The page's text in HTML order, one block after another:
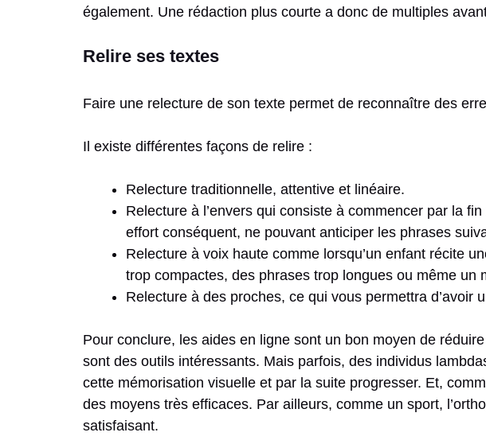
également. Une rédaction plus courte a donc de multiples
Relire ses textes
Faire une relecture de son texte permet de reconnaître des
Il existe différentes façons de relire :
Relecture traditionnelle, attentive et linéaire.
Relecture à l’envers qui consiste à commencer par la
effort conséquent, ne pouvant anticiper les phrases
Relecture à voix haute comme lorsqu’un enfant récite
trop compactes, des phrases trop longues ou même un
Relecture à des proches, ce qui vous permettra d’avoir
Pour conclure, les aides en ligne sont un bon moyen de
sont des outils intéressants. Mais parfois, des individus
cette mémorisation visuelle et par la suite progresser. Et,
des moyens très efficaces. Par ailleurs, comme un sport,
satisfaisant.